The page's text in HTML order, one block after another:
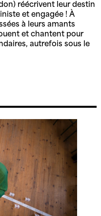
réécrivent leur destin
et engagée ! À
à leurs amants
et chantent pour
autrefois sous le